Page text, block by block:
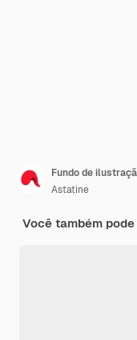
Fundo de
Astatine
Você também